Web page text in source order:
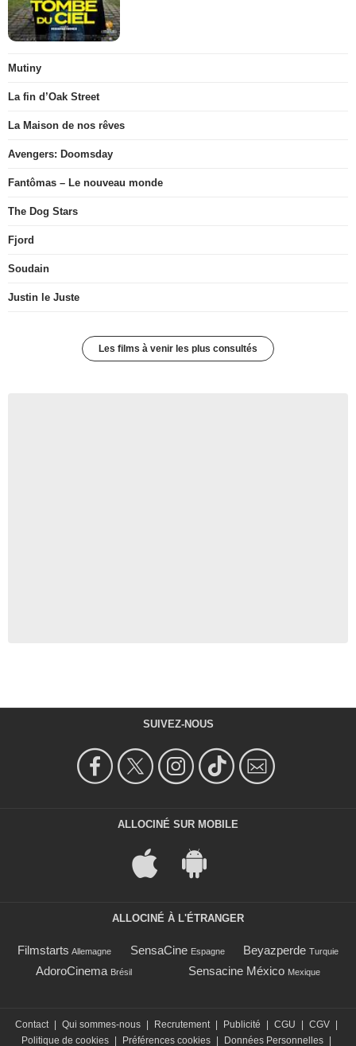
Mutiny
La fin d’Oak Street
La Maison de nos rêves
Avengers: Doomsday
Fantômas – Le nouveau monde
The Dog Stars
Fjord
Soudain
Justin le Juste
Les films à venir les plus consultés
SUIVEZ-NOUS
ALLOCINÉ SUR MOBILE
ALLOCINÉ À L'ÉTRANGER
Filmstarts Allemagne SensaCine Espagne Beyazperde Turquie
AdoroCinema Brésil Sensacine México Mexique
Contact | Qui sommes-nous | Recrutement | Publicité | CGU | CGV |
Politique de cookies | Préférences cookies | Données Personnelles |